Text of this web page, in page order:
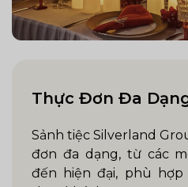
Thực Đơn Đa
Sảnh tiệc Silverland
đơn đa dạng, từ các
đến hiện đại, phù